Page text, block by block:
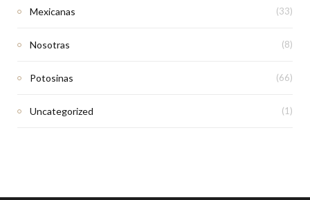
Mexicanas (33)
Nosotras (8)
Potosinas (66)
Uncategorized (1)